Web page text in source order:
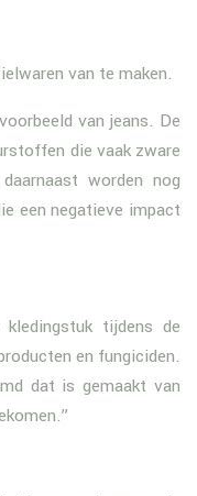
van te maken.
van jeans. De
die vaak zware
worden nog
een negatieve impact
tijdens de
en fungiciden.
dat is gemaakt van